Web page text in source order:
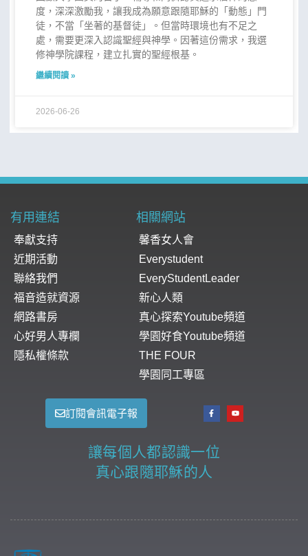
度，深深激勵我，讓我成為願意跟隨耶穌的「動態」門
徒，不當「坐著的基督徒」。但當時環境也有不足之
處，需要更深入認識聖經與神學。因著這份需求，我選
修神學院課程，建立扎實的聖經根基。
繼續閱讀 »
2026-06-26
有用連結 相關網站
奉獻支持
近期活動
聯絡我們
福音造就資源
網路書房
心好男人專欄
隱私權條款
馨香女人會
Everystudent
EveryStudentLeader
新心人類
真心探索Youtube頻道
學園好食Youtube頻道
THE FOUR
學園同工專區
訂閱會訊電子報
讓每個人都認識一位
真心跟隨耶穌的人